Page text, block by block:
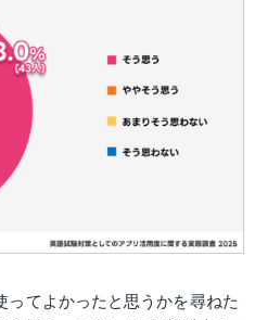
てよかったと思うかを尋ねた